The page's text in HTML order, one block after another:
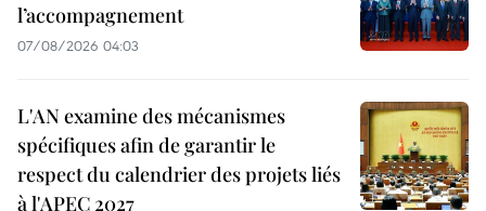
l’accompagnement
07/08/2026 04:03
L'AN examine des mécanismes
spécifiques afin de garantir le
respect du calendrier des projets liés
à l'APEC 2027